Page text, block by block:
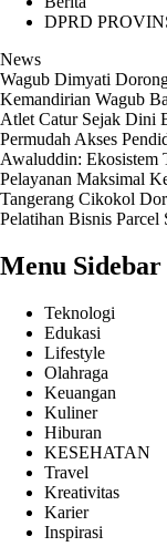
DPRD
News
Wagub Dimyati
Kemandirian Wagub
Atlet Catur Sejak Dini
Permudah Akses
Awaluddin: Ekosistem
Pelayanan Maksimal
Tangerang Cikokol
Pelatihan Bisnis Parcel
Menu Sidebar
Teknologi
Edukasi
Lifestyle
Olahraga
Keuangan
Kuliner
Hiburan
KESEHATAN
Travel
Kreativitas
Karier
Inspirasi